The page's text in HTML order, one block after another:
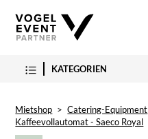
KATEGORIEN
Mietshop > Catering-Equipment
Kaffeevollautomat - Saeco Royal